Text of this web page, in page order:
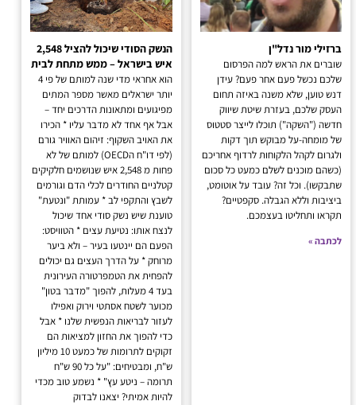
ברזילי מור נדל"ן
שוברים את הראש למה הפרסום
שלכם נכשל פעם אחר פעם? עידן
דנש טוען, שלא משנה באיזה תחום
העסק שלכם, בעזרת שיטת שיווק
חדשה ("השקה") תוכלו לייצר סטטוס
של מומחה-על מבוקש תוך דקות
ולגרום לקהל הלקוחות לרדוף אחריכם
(כשהם מוכנים לשלם כמעט כל סכום
שתבקשו). וכל זה? עובד על אוטומט,
ביציבות וללא הגבלה. סקפטיים?
תקראו ותחליטו בעצמכם.
לכתבה »
הנשק הסודי שיכול להציל 2,548
איש בישראל – ממש מתחת לבית
הוא אחראי מדי שנה למותם של פי 4
יותר ישראלים מאשר מספר המתים
מפיגועים ומתאונות הדרכים יחד –
אבל אף אחד לא מדבר עליו * הכירו
את האויב השקוף: זיהום האוויר גורם
(לפי דו"ח הOECD) למותם של לא
פחות מ 2,548 איש שנושמים חלקיקים
קטלניים החודרים לכלי הדם וגורמים
לשבץ והתקפי לב * עמותת "ונטעת"
טוענת שיש נשק סודי אחד שיכול
לנצח אותו: נטיעת עצים * הטוויסט:
הפעם הם יינטעו בעיר – ולא ביער
מרוחק * על הדרך העצים גם יכולים
להפחית את הטמפרטורה העירונית
בעד 4 מעלות, להפוך "מדבר בטון"
מכוער לשטח אסתטי וירוק ואפילו
לעזור לבריאות הנפשית שלנו * אבל
כדי להפוך את החזון למציאות הם
זקוקים לתרומות של כמעט 10 מיליון
ש"ח, ומבטיחים: "על כל 90 ש"ח
תרומה – ניטע עץ" * נשמע טוב מכדי
להיות אמיתי? יצאנו לבדוק